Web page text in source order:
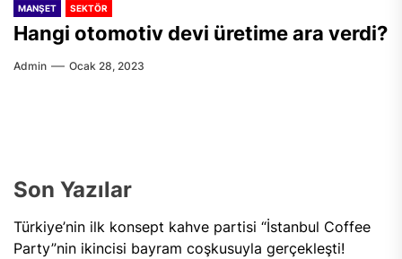
MANŞET SEKTÖR
Hangi otomotiv devi üretime ara verdi?
Admin Ocak 28, 2023
Son Yazılar
Türkiye’nin ilk konsept kahve partisi “İstanbul Coffee
Party”nin ikincisi bayram coşkusuyla gerçekleşti!